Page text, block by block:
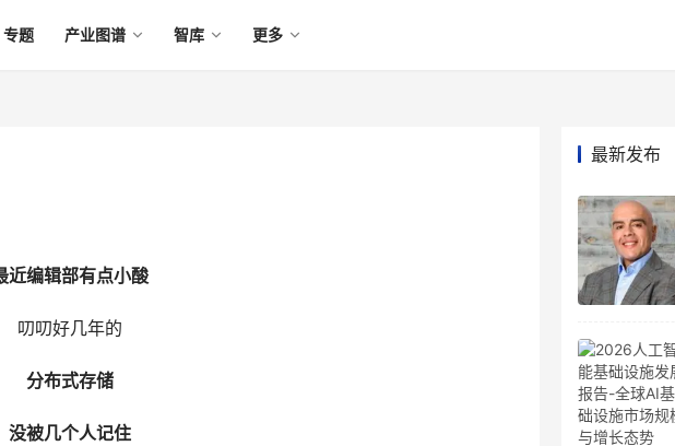
专题 产业图谱 智库 更多
近编辑部有点小酸
叨叨好几年的
分布式存储
没被几个人记住
最新发布